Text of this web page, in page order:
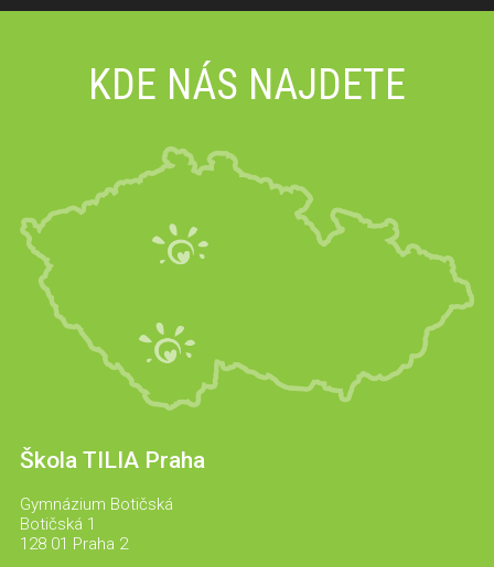
KDE NÁS NAJDETE
Škola TILIA Praha
Gymnázium Botičská
Botičská 1
128 01 Praha 2